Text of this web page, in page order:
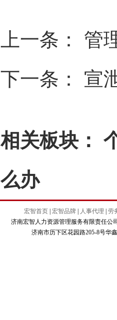
上一条： 管
下一条： 宣
相关板块：
么办
宏智首页 宏智品牌 人事代理
劳
济南宏智人力资源管理服务有限责任公
济南市历下区花园路205-8号华